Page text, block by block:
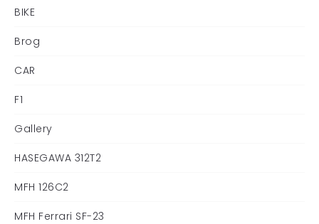
BIKE
Brog
CAR
F1
Gallery
HASEGAWA 312T2
MFH 126C2
MFH Ferrari SF-23